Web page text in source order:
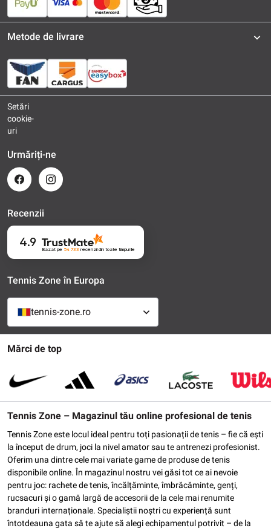
Mărci de top
Tennis Zone – Magazinul tău online profesional de tenis
Tennis Zone este locul ideal pentru toți pasionații de tenis – fie că ești
la început de drum, joci la nivel amator sau te antrenezi profesionist.
Oferim una dintre cele mai variate game de produse de tenis
disponibile online. În magazinul nostru vei găsi tot ce ai nevoie
pentru joc: rachete de tenis, încălțăminte, îmbrăcăminte, genți,
rucsacuri și o gamă largă de accesorii de la cele mai renumite
branduri internaționale. Specialiștii noștri cu experiență sunt
întotdeauna gata să te ajute să alegi echipamentul potrivit – de la
Metode de livrare
Setări
cookie-
uri
Urmăriți-ne
Recenzii
4.9
Bazat pe 54 733 recenziidin toate timpurile
Tennis Zone în Europa
tennis-zone.ro